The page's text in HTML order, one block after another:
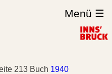
Menü ☰
213 Buch 1940